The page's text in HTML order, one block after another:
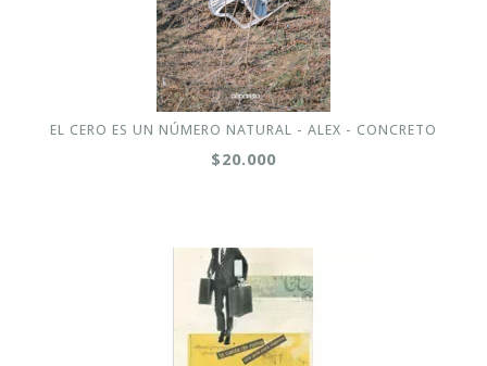
EL CERO ES UN NÚMERO NATURAL - ALEX - CONCRETO
$20.000